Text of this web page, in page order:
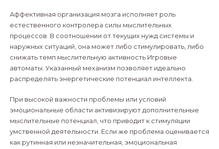
Аффективная организация мозга исполняет роль
естественного контролера силы мыслительных
процессов. В соотношении от текущих нужд системы и
наружных ситуаций, она может либо стимулировать, либо
снижать темп мыслительную активность Игровые
автоматы. Указанный механизм позволяет идеально
распределять энергетические потенциал интеллекта.
При высокой важности проблемы или условий
эмоциональные области активизируют дополнительные
мыслительные потенциал, что приводит к стимуляции
умственной деятельности. Если же проблема оценивается
как рутинная или незначительная, эмоциональная